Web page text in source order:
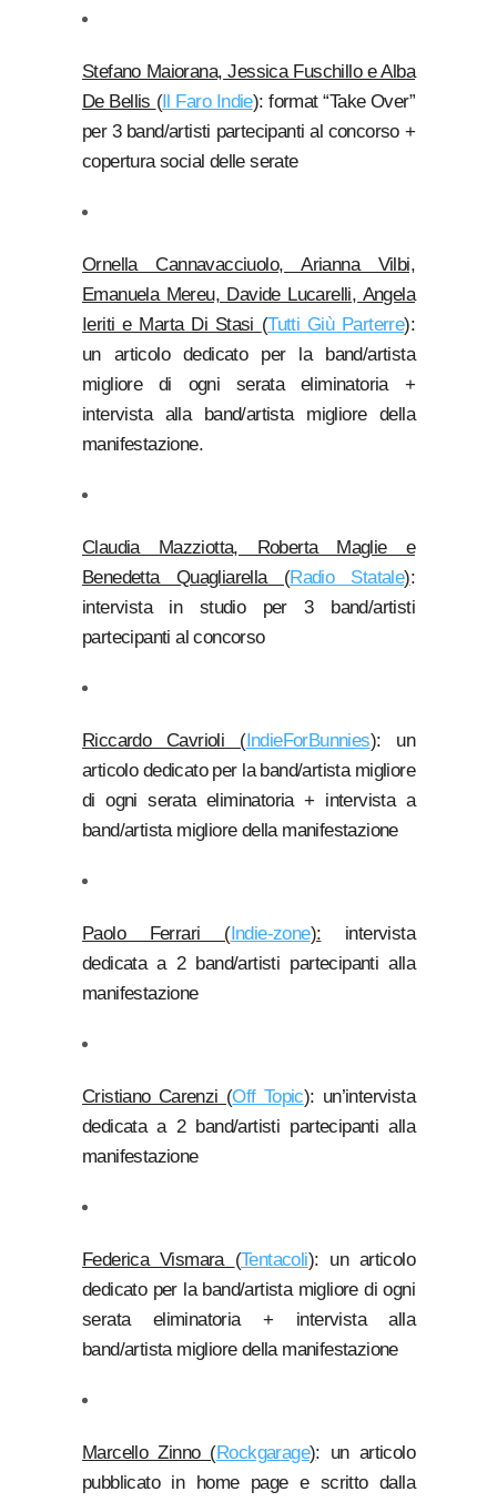
Stefano Maiorana, Jessica Fuschillo e Alba
De Bellis (Il Faro Indie): format “Take Over”
per 3 band/artisti partecipanti al concorso +
copertura social delle serate
Ornella Cannavacciuolo, Arianna Vilbi,
Emanuela Mereu, Davide Lucarelli, Angela
Ieriti e Marta Di Stasi (Tutti Giù Parterre):
un articolo dedicato per la band/artista
migliore di ogni serata eliminatoria +
intervista alla band/artista migliore della
manifestazione.
Claudia Mazziotta, Roberta Maglie e
Benedetta Quagliarella (Radio Statale):
intervista in studio per 3 band/artisti
partecipanti al concorso
Riccardo Cavrioli (IndieForBunnies): un
articolo dedicato per la band/artista migliore
di ogni serata eliminatoria + intervista a
band/artista migliore della manifestazione
Paolo Ferrari (Indie-zone): intervista
dedicata a 2 band/artisti partecipanti alla
manifestazione
Cristiano Carenzi (Off Topic): un’intervista
dedicata a 2 band/artisti partecipanti alla
manifestazione
Federica Vismara (Tentacoli): un articolo
dedicato per la band/artista migliore di ogni
serata eliminatoria + intervista alla
band/artista migliore della manifestazione
Marcello Zinno (Rockgarage): un articolo
pubblicato in home page e scritto dalla